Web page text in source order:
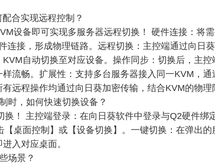
合实现远程控制？
设备即可实现多服务器远程切换！ 硬件连接：将
连接，形成物理链路。远程切换：主控端通过向日
自动切换至对应设备。操作同步：切换后，主
流畅。扩展性：支持多台服务器接入同一KVM，通
远程操作均通过向日葵加密传输，结合KVM的物理
时，如何快速切换设备？
换！ 主控端登录：在向日葵软件中登录与Q2硬件绑
桌面控制】或【设备切换】。一键切换：在弹出
入对应桌面。
场景？